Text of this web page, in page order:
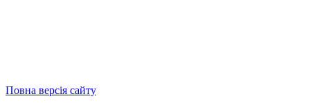
Повна версія сайту